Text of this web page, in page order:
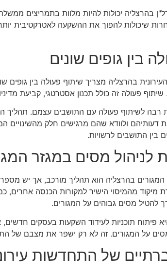
בהרצליה יכולות להיות מלוות בתמריצים
שיכולות להפוך את ההשקעה לאטרקטיבית
בין גופים שונים
בהרצליה מצריך שיתוף פעולה בין גופים
שיתוף פעולה זה כולל תכנון אסטרטגי, קביעת
רבה לשיתוף פעולה עם התושבים עצמם. תהליך
ולוודא שהם מרגישים חלק מהשינויים
בין התושבים לרשויות.
לניהול מסים במגזר
המגורים בהרצליה הוא תהליך מורכב, אך יש
מיקוד מהמיסוי הישיר למקורות הכנסה אחרים,
להטיל מסים גבוהים על המגורים.
פיתוח תוכניות לעידוד השקעות בעסקים
על המגורים. זה לא רק ישפר את מצבם של
של התחדשות